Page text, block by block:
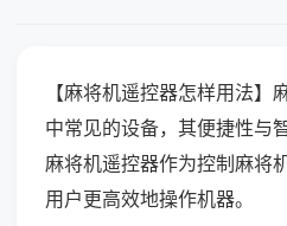
【麻将机遥控器怎样用法
中常见的设备，其便捷性与
麻将机遥控器作为控制麻将
用户更高效地操作机器。